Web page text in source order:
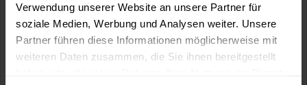
Verwendung unserer Website an unsere Partner für
soziale Medien, Werbung und Analysen weiter. Unsere
Partner führen diese Informationen möglicherweise mit
weiteren Daten zusammen, die Sie ihnen bereitgestellt